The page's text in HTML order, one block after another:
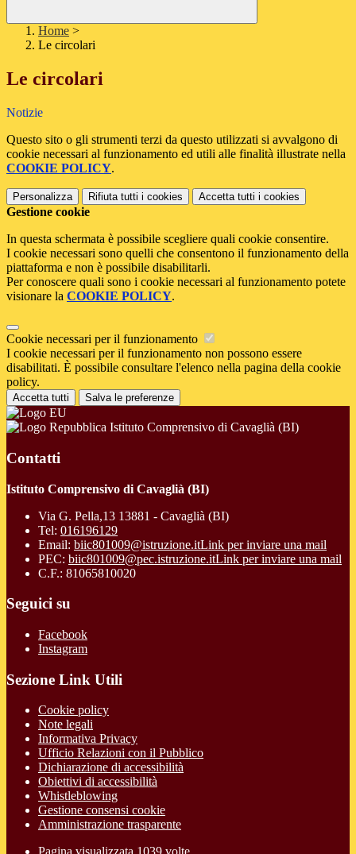
Home >
Le circolari
Le circolari
Notizie
Questo sito o gli strumenti terzi da questo utilizzati si avvalgono di
cookie necessari al funzionamento ed utili alle finalità illustrate nella
COOKIE POLICY.
Personalizza Rifiuta tutti i cookies Accetta tutti i cookies
Gestione cookie
In questa schermata è possibile scegliere quali cookie consentire.
I cookie necessari sono quelli che consentono il funzionamento della
piattaforma e non è possibile disabilitarli.
Per conoscere quali sono i cookie necessari al funzionamento potete
visionare la COOKIE POLICY.
Cookie necessari per il funzionamento
I cookie necessari per il funzionamento non possono essere
disabilitati. È possibile consultare l'elenco nella pagina della cookie
policy.
Accetta tutti Salva le preferenze
Istituto Comprensivo di Cavaglià (BI)
Contatti
Istituto Comprensivo di Cavaglià (BI)
Via G. Pella,13 13881 - Cavaglià (BI)
Tel: 016196129
Email: biic801009@istruzione.itLink per inviare una mail
PEC: biic801009@pec.istruzione.itLink per inviare una mail
C.F.: 81065810020
Seguici su
Facebook
Instagram
Sezione Link Utili
Cookie policy
Note legali
Informativa Privacy
Ufficio Relazioni con il Pubblico
Dichiarazione di accessibilità
Obiettivi di accessibilità
Whistleblowing
Gestione consensi cookie
Amministrazione trasparente